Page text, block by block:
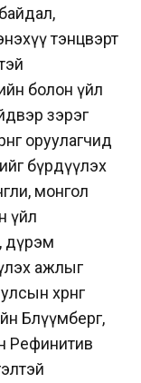
тэнцвэрт
болон үйл
зэрэг
оруулагчид
бүрдүүлэх
монгол
үйл
дүрэм
ажлыг
хөрөнгө
Блүүмберг,
Рефинитив